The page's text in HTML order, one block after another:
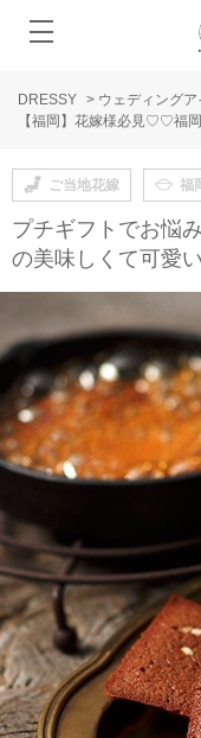
DRESSY > ウェディング
【福岡】花嫁様必見♡♡福
ご当地花嫁 福
プチギフトでお悩
の美味しくて可愛